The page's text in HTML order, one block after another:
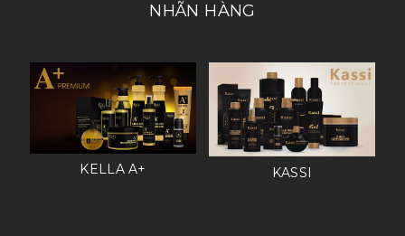
NHÃN HÀNG
KELLA A+ KASSI